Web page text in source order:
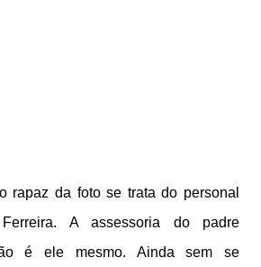
rapaz da foto se trata do personal
A assessoria do padre
é ele mesmo. Ainda sem se